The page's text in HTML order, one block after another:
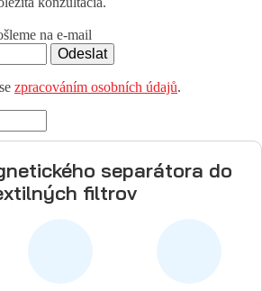
na e-mail
Odeslat
zpracováním osobních údajů.
separátora do
filtrov